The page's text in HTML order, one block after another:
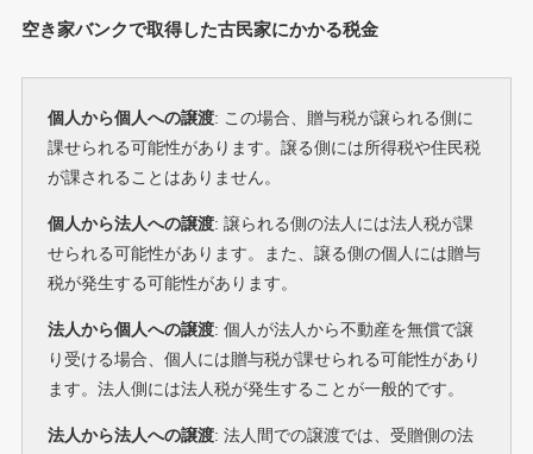
空き家バンクで取得した古民家にかかる税金
個人から個人への譲渡: この場合、贈与税が譲られる側に
課せられる可能性があります。譲る側には所得税や住民税
が課されることはありません。
個人から法人への譲渡: 譲られる側の法人には法人税が課
せられる可能性があります。また、譲る側の個人には贈与
税が発生する可能性があります。
法人から個人への譲渡: 個人が法人から不動産を無償で譲
り受ける場合、個人には贈与税が課せられる可能性があり
ます。法人側には法人税が発生することが一般的です。
法人から法人への譲渡: 法人間での譲渡では、受贈側の法